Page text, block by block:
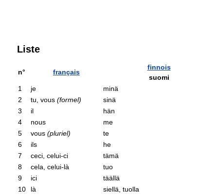
Liste
n° français
finnois
suomi
1
je
minä
2
tu, vous (formel)
sinä
3
il
hän
4
nous
me
5
vous (pluriel)
te
6
ils
he
7
ceci, celui-ci
tämä
8
cela, celui-là
tuo
9
ici
täällä
10
là
siellä, tuolla